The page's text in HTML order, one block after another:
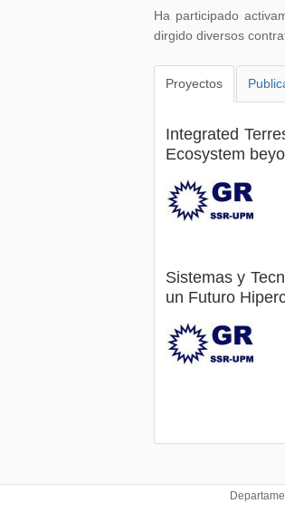
Ha participado
dirgido diversos
Proyectos
Integrated
Ecosystem
Sistemas y
un Futuro